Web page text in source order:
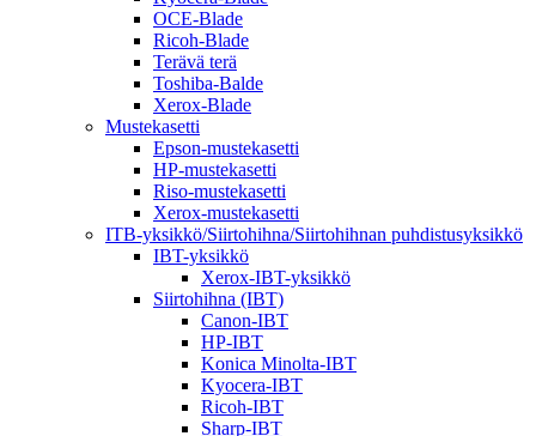
OCE-Blade
Ricoh-Blade
Terävä terä
Toshiba-Balde
Xerox-Blade
Mustekasetti
Epson-mustekasetti
HP-mustekasetti
Riso-mustekasetti
Xerox-mustekasetti
ITB-yksikkö/Siirtohihna/Siirtohihnan puhdistusyksikkö
IBT-yksikkö
Xerox-IBT-yksikkö
Siirtohihna (IBT)
Canon-IBT
HP-IBT
Konica Minolta-IBT
Kyocera-IBT
Ricoh-IBT
Sharp-IBT